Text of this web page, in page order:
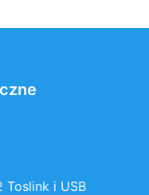
Toslink i USB